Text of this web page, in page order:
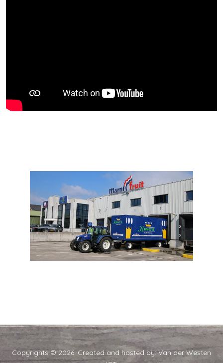
Copyrights © 2026. Created and hosted by:Van der Westen